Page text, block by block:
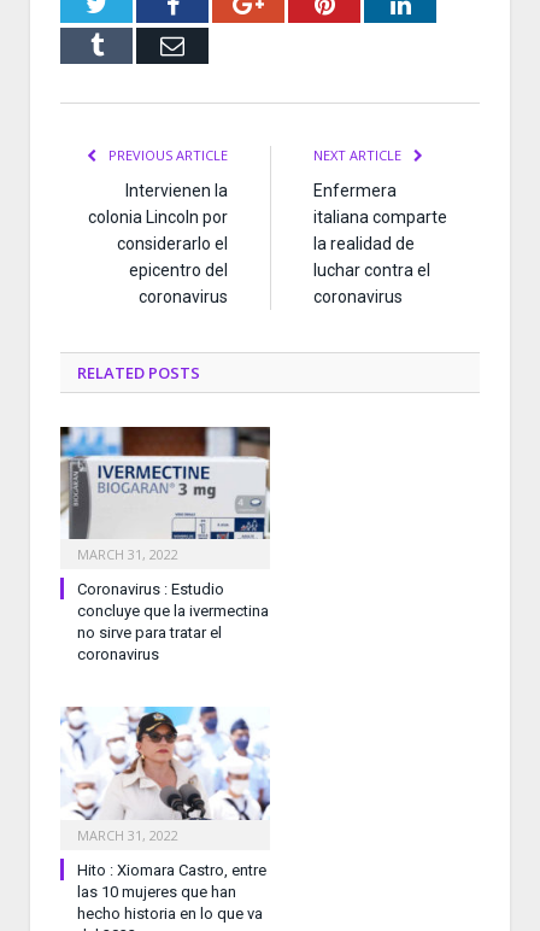
Tumblr Email
PREVIOUS ARTICLE
Intervienen la
colonia Lincoln por
considerarlo el
epicentro del
coronavirus
NEXT ARTICLE
Enfermera
italiana comparte
la realidad de
luchar contra el
coronavirus
RELATED POSTS
MARCH 31, 2022
Coronavirus : Estudio
concluye que la ivermectina
no sirve para tratar el
coronavirus
MARCH 31, 2022
Hito : Xiomara Castro, entre
las 10 mujeres que han
hecho historia en lo que va